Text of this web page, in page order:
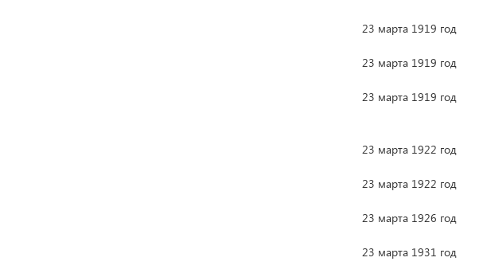
23 марта 1919 год
23 марта 1919 год
23 марта 1919 год
23 марта 1922 год
23 марта 1922 год
23 марта 1926 год
23 марта 1931 год